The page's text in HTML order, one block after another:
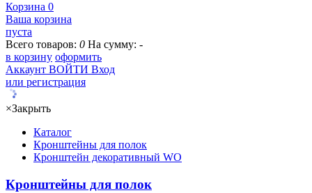
Корзина 0
Ваша корзина
пуста
Всего товаров: 0 На сумму: -
в корзину оформить
Аккаунт ВОЙТИ Вход
или регистрация
×Закрыть
Каталог
Кронштейны для полок
Кронштейн декоративный WO
Кронштейны для полок